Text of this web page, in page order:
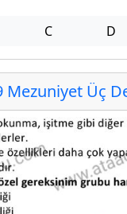
C D
Üç